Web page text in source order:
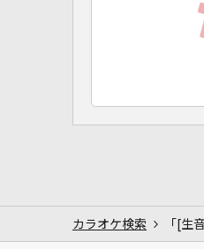
カラオケ検索 「[生